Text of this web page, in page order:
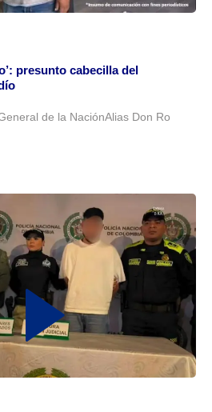
presunto cabecilla del
de la NaciónAlias Don Ro